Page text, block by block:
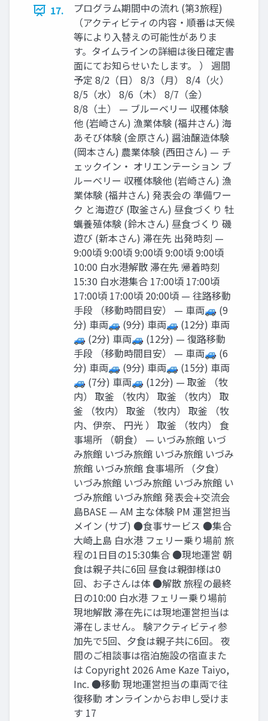
17.
プログラム期間中の流れ (第3旅程)
（アクティビティの内容‧順番は天候
等により⼊替えの可能性がありま
す。タイムラインの詳細は後⽇確定書
⾯にてお知らせいたします。 ） 週間
予定 8/2（⽇） 8/3（⽉） 8/4（⽕）
8/5（⽔） 8/6（⽊） 8/7（⾦）
8/8（⼟） — ブルーベリー 収穫体験
他 (岩崎さん) 漁業体験 (福井さん) 海
あそび体験 (⾦原さん) 醤油醸造体験
(岡本さん) 農業体験 (⻄⽥さん) — チ
ェックイン‧ オリエンテーション ブ
ルーベリー 収穫体験他 (岩崎さん) 漁
業体験 (福井さん) 発表会の 準備ワー
ク と海遊び (取釜さん) 昼⾷づくり 牡
蠣養殖体験 (鈴⽊さん) 昼⾷づくり 磯
遊び (新本さん) 滞在先 出発時刻 —
9:00頃 9:00頃 9:00頃 9:00頃 9:00頃
10:00 ⽩⽔港解散 滞在先 帰着時刻
15:30 ⽩⽔港集合 17:00頃 17:00頃
17:00頃 17:00頃 20:00頃 — 往路移動
⼿段 （移動時間⽬安） — ⾞両🚙 (9
分) ⾞両🚙 (9分) ⾞両🚙 (12分) ⾞両
🚙 (2分) ⾞両🚙 (12分) — 復路移動
⼿段 （移動時間⽬安） — ⾞両🚙 (6
分) ⾞両🚙 (9分) ⾞両🚙 (15分) ⾞両
🚙 (7分) ⾞両🚙 (12分) — 取釜 （牧
内） 取釜 （牧内） 取釜 （牧内） 取
釜 （牧内） 取釜 （牧内） 取釜 （牧
内、伊奈、 円光 ） 取釜 （牧内） ⾷
事場所 （朝⾷） — いづみ旅館 いづ
み旅館 いづみ旅館 いづみ旅館 いづみ
旅館 いづみ旅館 ⾷事場所 （⼣⾷）
いづみ旅館 いづみ旅館 いづみ旅館 い
づみ旅館 いづみ旅館 発表会∔交流会
島BASE — AM 主な体験 PM 運営担当
メイン (サブ) ●⾷事サービス ●集合
⼤崎上島 ⽩⽔港 フェリー乗り場前 旅
程の1⽇⽬の15:30集合 ●現地運営 朝
⾷は親⼦共に6回 昼⾷は親御様は0
回、お⼦さんは体 ●解散 旅程の最終
⽇の10:00 ⽩⽔港 フェリー乗り場前
現地解散 滞在先には現地運営担当は
滞在しません。 験アクティビティ参
加先で5回、⼣⾷は親⼦共に6回。 夜
間のご相談事は宿泊施設の宿直また
は Copyright 2026 Ame Kaze Taiyo,
Inc. ●移動 現地運営担当の⾞両で往
復移動 オンラインからお申し受けま
す 17